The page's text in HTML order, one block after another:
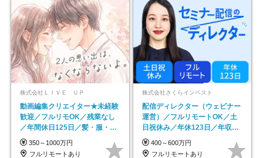
株式会社ＬＩＶＥ ＵＰ
動画編集クリエイター★未経験
歓迎／フルリモOK／残業なし
／年間休日125日／髪・服・ネ
イル自由／研修充実で安心
350～1000万円
フルリモートあり
株式会社さくらインベスト
配信ディレクター（ウェビナー
運営）／フルリモートOK／土
日祝休み／年休123日／年収
600万円可
400～600万円
フルリモートあり